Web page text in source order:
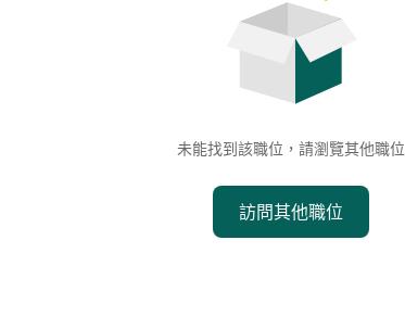
未能找到該職位，請瀏覽其他職位
訪問其他職位